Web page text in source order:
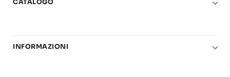
CATALOGO
Chitarra
INFORMAZIONI